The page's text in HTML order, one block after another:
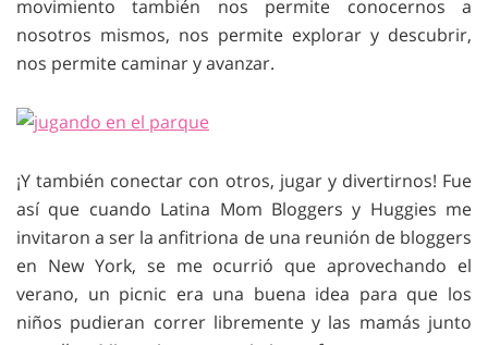
movimiento también nos permite conocernos a
nosotros mismos, nos permite explorar y descubrir,
nos permite caminar y avanzar.
¡Y también conectar con otros, jugar y divertirnos! Fue
así que cuando Latina Mom Bloggers y Huggies me
invitaron a ser la anfitriona de una reunión de bloggers
en New York, se me ocurrió que aprovechando el
verano, un picnic era una buena idea para que los
niños pudieran correr libremente y las mamás junto